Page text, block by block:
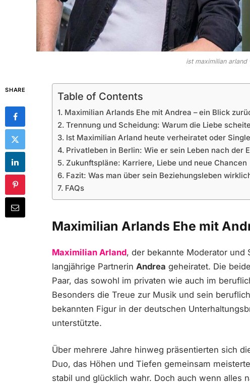
ist maximilian arland
SHARE
Table of Contents
Maximilian Arlands Ehe mit Andrea – ein Blick
Trennung und Scheidung: Warum die Liebe
Ist Maximilian Arland heute verheiratet oder
Privatleben in Berlin: Wie er sein Leben nach der
Zukunftspläne: Karriere, Liebe und neue Chancen
Fazit: Was man über sein Beziehungsleben
FAQs
Maximilian Arlands Ehe mit
Maximilian Arland, der bekannte Moderator und
langjährige Partnerin Andrea geheiratet. Die
Paar, das sowohl im privaten wie auch im
Besonders die Treue zur Musik und sein
bekannten Figur in der deutschen
unterstützte.
Über mehrere Jahre hinweg präsentierten sich
Duo, das Höhen und Tiefen gemeinsam
stabil und glücklich wahr. Doch auch wenn alles